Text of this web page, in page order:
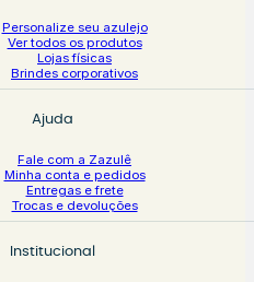
Personalize seu azulejo
Ver todos os produtos
Lojas físicas
Brindes corporativos
Ajuda
Fale com a Zazulê
Minha conta e pedidos
Entregas e frete
Trocas e devoluções
Institucional